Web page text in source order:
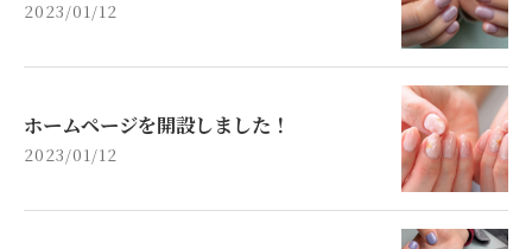
2023/01/12
ホームページを開設しました！
2023/01/12